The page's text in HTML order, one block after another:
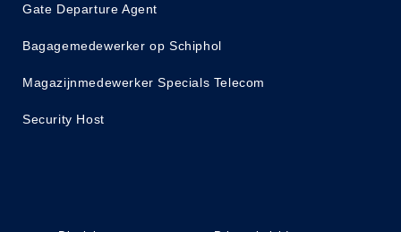
Gate Departure Agent
Bagagemedewerker op Schiphol
Magazijnmedewerker Specials Telecom
Security Host